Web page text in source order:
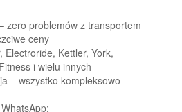
zero problemów z transportem
ceny
Electroride, Kettler, York,
i wielu innych
– wszystko kompleksowo